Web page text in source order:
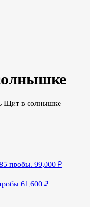
Щит в солнышке
пробы. 99,000 ₽
61,600 ₽